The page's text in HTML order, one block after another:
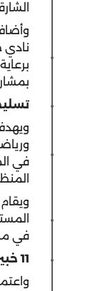
نادي
في
في
11 خبيراً ومتحدثاً